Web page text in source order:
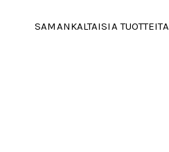
SAMANKALTAISIA TUOTTEITA